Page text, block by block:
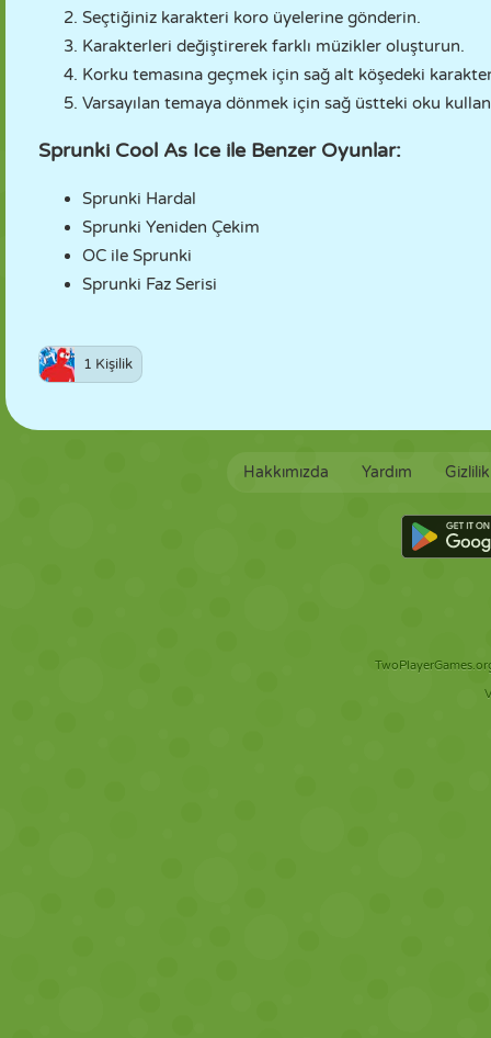
Seçtiğiniz karakteri koro üyelerine gönderin.
Karakterleri değiştirerek farklı müzikler oluşturun.
Korku temasına geçmek için sağ alt köşedeki
Varsayılan temaya dönmek için sağ üstteki oku
Sprunki Cool As Ice ile Benzer Oyunlar:
Sprunki Hardal
Sprunki Yeniden Çekim
OC ile Sprunki
Sprunki Faz Serisi
1 Kişilik
Hakkımızda Yardım